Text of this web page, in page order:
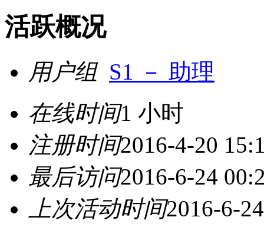
活跃概况
用户组 S1 － 助理
在线时间1 小时
注册时间2016-4-20
最后访问2016-6-24
上次活动时间2016-6-